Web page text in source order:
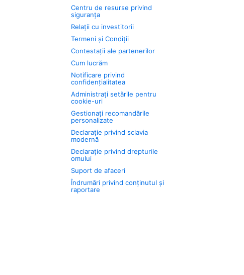
Centru de resurse privind
siguranța
Relații cu investitorii
Termeni și Condiții
Contestații ale partenerilor
Cum lucrăm
Notificare privind
confidențialitatea
Administrați setările pentru
cookie-uri
Gestionați recomandările
personalizate
Declarație privind sclavia
modernă
Declarație privind drepturile
omului
Suport de afaceri
Îndrumări privind conținutul și
raportare